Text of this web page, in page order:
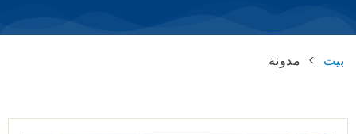
بيت > مدونة